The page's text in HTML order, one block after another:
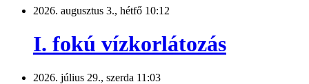
2026. augusztus 3., hétfő 10:12
I. fokú vízkorlátozás
2026. július 29., szerda 11:03